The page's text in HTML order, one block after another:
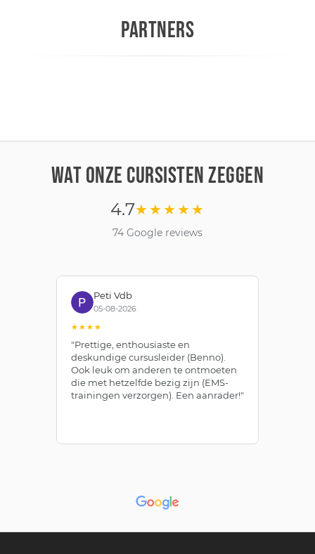
PARTNERS
WAT ONZE CURSISTEN ZEGGEN
4.7★★★★★
74 Google reviews
Peti Vdb
05-08-2026
★★★★
"Prettige, enthousiaste en
deskundige cursusleider (Benno).
Ook leuk om anderen te ontmoeten
die met hetzelfde bezig zijn (EMS-
trainingen verzorgen). Een aanrader!"